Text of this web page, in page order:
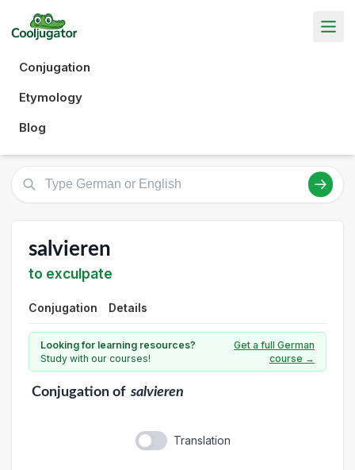
Conjugation
Etymology
Blog
salvieren
to exculpate
Conjugation Details
Looking for learning resources?
Study with our courses!
Get a full German
course →
Conjugationof salvieren
Translation